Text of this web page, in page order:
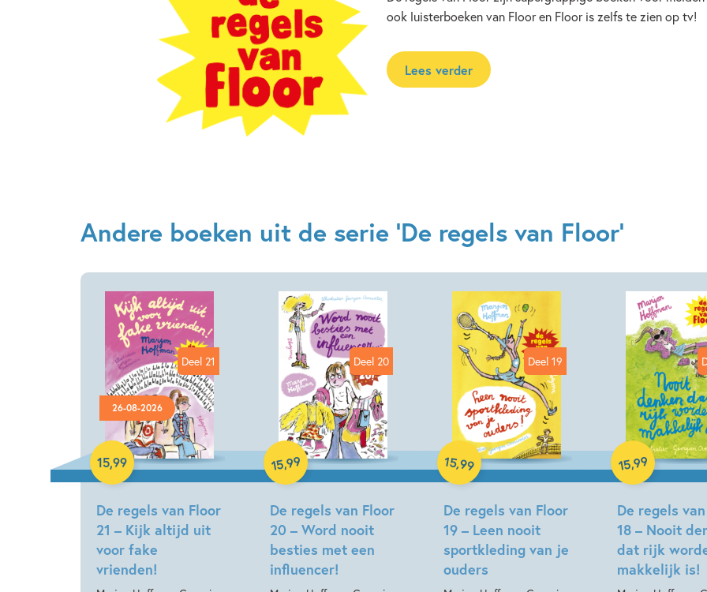
ook luisterboeken van Floor en Floor is zelfs te zien op tv!
Lees verder
Andere boeken uit de serie 'De regels van Floor'
Deel 21
26-08-2026
De regels van Floor
21 – Kijk altijd uit
voor fake
vrienden!
15,99
Hardcover
Deel 20
De regels van Floor
20 – Word nooit
besties met een
influencer!
15,99
Hardcover
Deel 19
De regels van Floor
19 – Leen nooit
sportkleding van je
ouders
15,99
Hardcover
De regels
18 – Nooit
dat rijk
makkelijk is!
15,99
Hardcover